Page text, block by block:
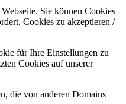
Sie können Cookies
Cookies zu akzeptieren /
für Ihre Einstellungen zu
Cookies auf unserer
die von anderen Domains